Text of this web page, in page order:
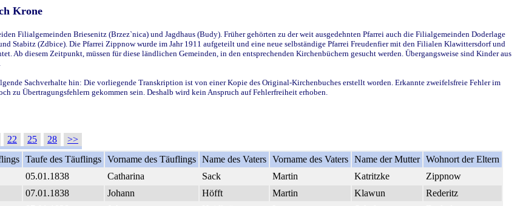
Krone
Filialgemeinden Briesenitz (Brzez`nica) und Jagdhaus (Budy). Früher gehörten zu der weit ausgedehnten Pfarrei auch die Filialgemeinden Doderlage
Stabitz (Zdbice). Die Pfarrei Zippnow wurde im Jahr 1911 aufgeteilt und eine neue selbständige Pfarrei Freudenfier mit den Filialen Klawittersdorf und
diesem Zeitpunkt, müssen für diese ländlichen Gemeinden, in den entsprechenden Kirchenbüchern gesucht werden. Übergangsweise sind Kinder aus
Sachverhalte hin: Die vorliegende Transkription ist von einer Kopie des Original-Kirchenbuches erstellt worden. Erkannte zweifelsfreie Fehler im
zu Übertragungsfehlern gekommen sein. Deshalb wird kein Anspruch auf Fehlerfreiheit erhoben.
22 25 28
>>
Taufe des Täuflings Vorname des Täuflings Name des Vaters Vorname des Vaters Name der Mutter Wohnort der Eltern
05.01.1838 Catharina Sack Martin Katritzke
Zippnow
07.01.1838 Johann Höfft Martin Klawun
Rederitz